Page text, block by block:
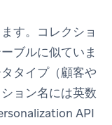
す。コレクショ
ブルに似ていま
タイプ（顧客や
ョン名には英数
API